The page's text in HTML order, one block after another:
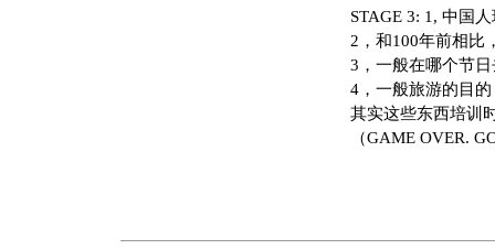
STAGE 3: 1, 中国人
2，和100年前相比
3，一般在哪个节日
4，一般旅游的目的
其实这些东西培训
（GAME OVER.